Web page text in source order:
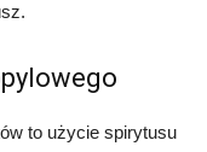
to użycie spirytusu